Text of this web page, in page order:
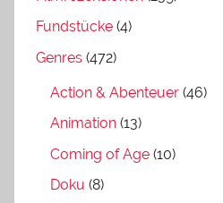
Fundstücke (4)
Genres (472)
Action & Abenteuer (46)
Animation (13)
Coming of Age (10)
Doku (8)